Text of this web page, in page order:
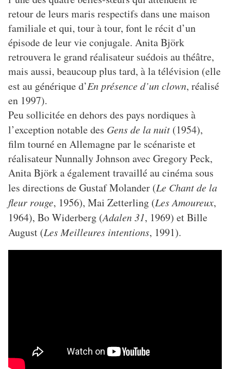
retour de leurs maris respectifs dans une maison
familiale et qui, tour à tour, font le récit d’un
épisode de leur vie conjugale. Anita Björk
retrouvera le grand réalisateur suédois au théâtre,
mais aussi, beaucoup plus tard, à la télévision (elle
est au générique d’En présence d’un clown, réalisé
en 1997).
Peu sollicitée en dehors des pays nordiques à
l’exception notable des Gens de la nuit (1954),
film tourné en Allemagne par le scénariste et
réalisateur Nunnally Johnson avec Gregory Peck,
Anita Björk a également travaillé au cinéma sous
les directions de Gustaf Molander (Le Chant de la
fleur rouge, 1956), Mai Zetterling (Les Amoureux,
1964), Bo Widerberg (Adalen 31, 1969) et Bille
August (Les Meilleures intentions, 1991).